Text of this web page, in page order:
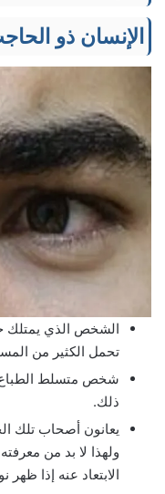
الإنسان ذو
الشخص الذي يمتلك
تحمل الكثير من
شخص متسلط
ذلك.
يعانون أصحاب تلك
ولهذا لا بد من
الابتعاد عنه إذا